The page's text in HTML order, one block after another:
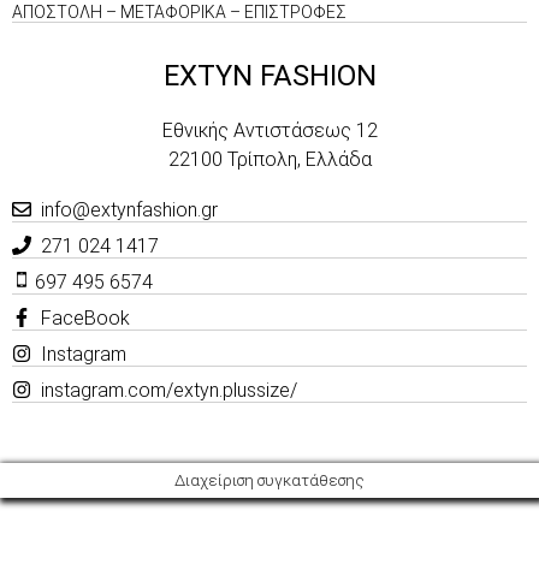
ΑΠΟΣΤΟΛΗ – ΜΕΤΑΦΟΡΙΚΑ – ΕΠΙΣΤΡΟΦΕΣ
EXTYN FASHION
Εθνικής Αντιστάσεως 12
22100 Τρίπολη, Ελλάδα
info@extynfashion.gr
271 024 1417
697 495 6574
FaceBook
Instagram
instagram.com/extyn.plussize/
Διαχείριση συγκατάθεσης